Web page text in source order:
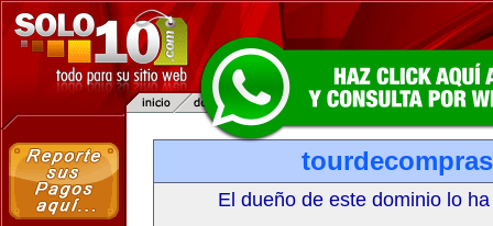
El dueño de este dominio lo